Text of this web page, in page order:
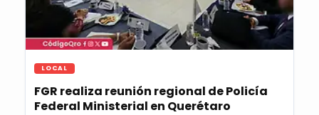
LOCAL
FGR realiza reunión regional de Policía
Federal Ministerial en Querétaro